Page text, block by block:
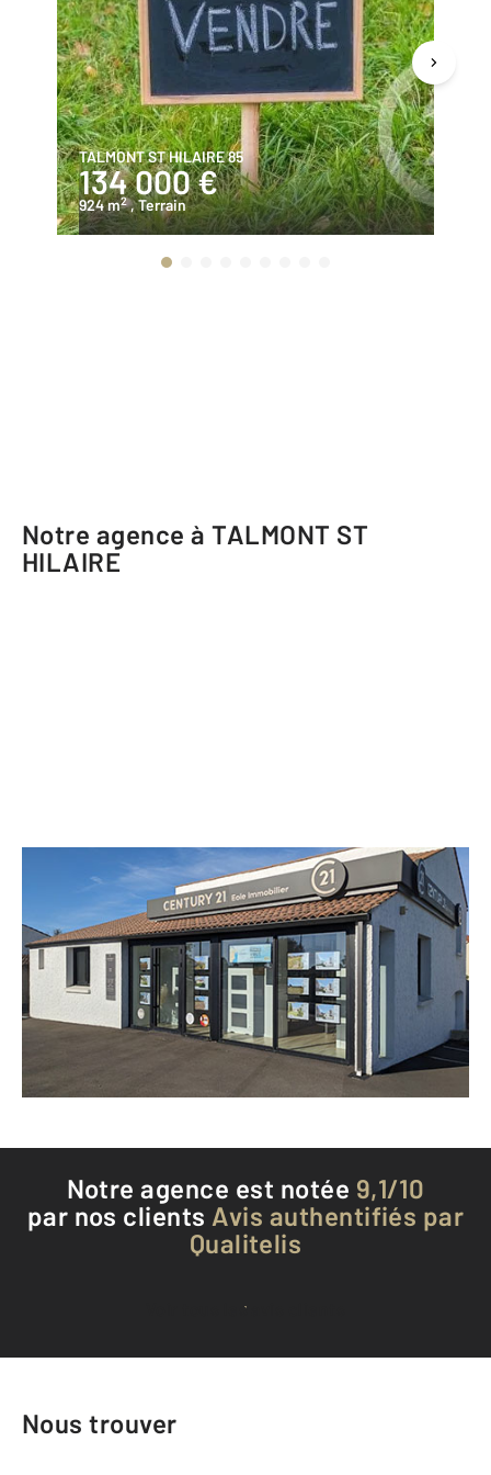
TALMONT ST HILAIRE 85
134 000 €
924 m2 , Terrain
Notre agence à TALMONT ST
HILAIRE
CENTURY 21 Eole Immobilier
97 avenue des Sables
TALMONT ST HILAIRE - 85440
Envoyer un message
Téléphoner à l'agence
Notre agence est notée 9,1/10
par nos clients Avis authentifiés par
Qualitelis
Voir tous les avis clients
Nous trouver